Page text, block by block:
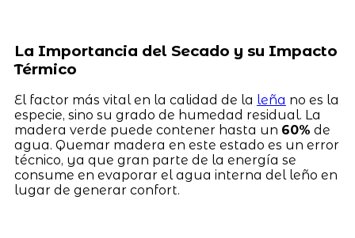
La Importancia del Secado y su Impacto
Térmico
El factor más vital en la calidad de la leña no es la
especie, sino su grado de humedad residual. La
madera verde puede contener hasta un 60% de
agua. Quemar madera en este estado es un error
técnico, ya que gran parte de la energía se
consume en evaporar el agua interna del leño en
lugar de generar confort.